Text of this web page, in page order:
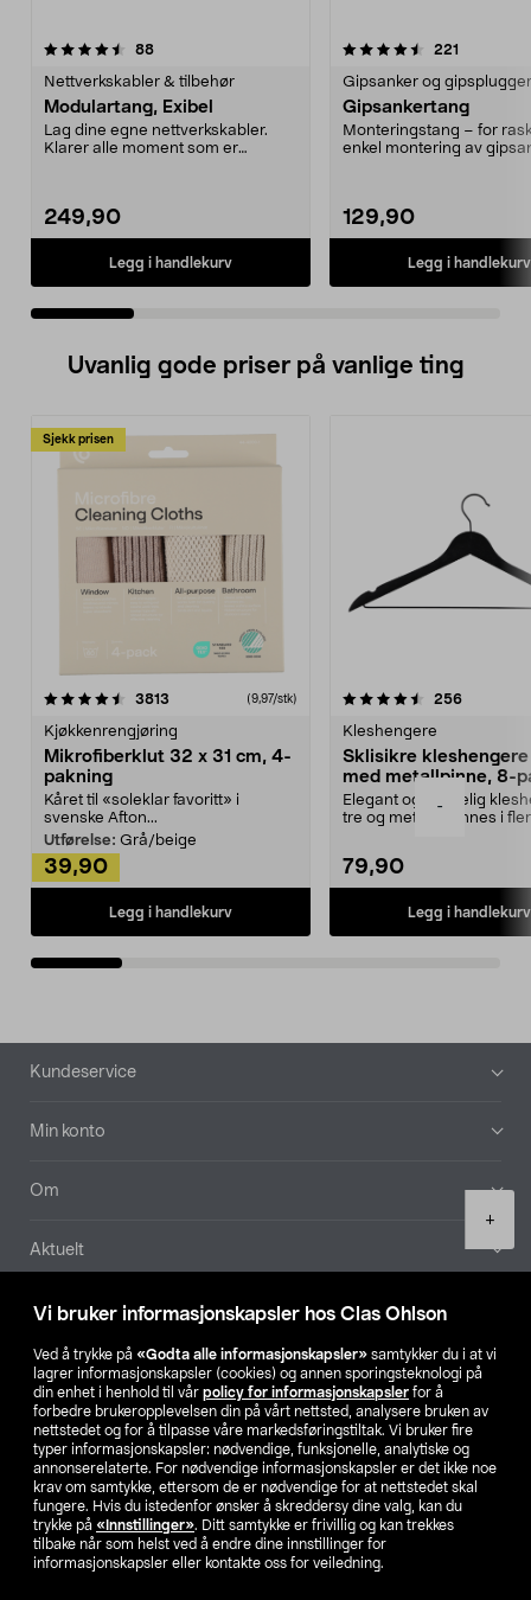
Vi bruker informasjonskapsler hos Clas Ohlson
Ved å trykke på «Godta alle informasjonskapsler» samtykker du i at vi
lagrer informasjonskapsler (cookies) og annen sporingsteknologi på
din enhet i henhold til vår policy for informasjonskapsler for å
forbedre brukeropplevelsen din på vårt nettsted, analysere bruken av
nettstedet og for å tilpasse våre markedsføringstiltak. Vi bruker fire
typer informasjonskapsler: nødvendige, funksjonelle, analytiske og
annonserelaterte. For nødvendige informasjonskapsler er det ikke noe
krav om samtykke, ettersom de er nødvendige for at nettstedet skal
fungere. Hvis du istedenfor ønsker å skreddersy dine valg, kan du
trykke på «Innstillinger». Ditt samtykke er frivillig og kan trekkes
tilbake når som helst ved å endre dine innstillinger for
informasjonskapsler eller kontakte oss for veiledning.
-
+
88anmeldelser
Nettverkskabler & tilbehør
Modulartang, Exibel
Lag dine egne nettverkskabler.
Klarer alle moment som er
249,90
Legg i handlekurv
4.5 av 5 stjerner 221
Gipsanker og gipsplugger
Gipsankertang
Monteringstang – for
enkel montering av
129,90
Legg i handlekurv
4.5 av 5 stjerner
Uvanlig gode priser på vanlige ting
Sjekk prisen
3813 anmeldelser(9,97/stk)
Kjøkkenrengjøring
Mikrofiberklut 32 x 31 cm, 4-
pakning
Kåret til «soleklar favoritt» i
svenske Afton...
Utførelse: Grå/beige
39,90
Legg i handlekurv
4.5av 5 stjerner 256
Kleshengere
Sklisikre
med metallpinne, 8-
Elegant og skikkelig
tre og metall – finnes i
79,90
Legg i handlekurv
4.5av 5 stjerner
Bunntekst
Kundeservice
Min konto
Om
Aktuelt
Våre selskaper
Finn din butikk
SE NO FI